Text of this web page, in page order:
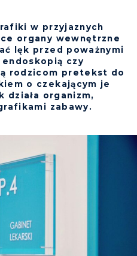
w przyjaznych
organy wewnętrzne
lęk przed poważnymi
endoskopią czy
rodzicom pretekst do
o czekającym je
działa organizm,
zabawy.